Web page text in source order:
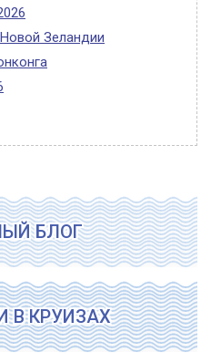
Зеландии
БЛОГ
В КРУИЗАХ